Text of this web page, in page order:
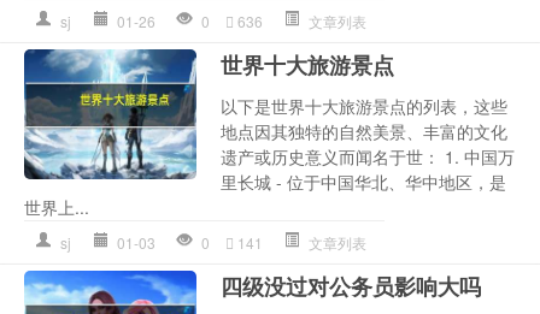
sj 01-26 0 636 文章列表
世界十大旅游景点
以下是世界十大旅游景点的列表，这些
地点因其独特的自然美景、丰富的文化
遗产或历史意义而闻名于世： 1. 中国万
里长城 - 位于中国华北、华中地区，是
世界上...
sj 01-03 0 141 文章列表
四级没过对公务员影响大吗